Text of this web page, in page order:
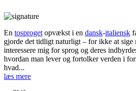
En tosproget opvækst i en dansk-italiensk
gjorde det tidligt naturligt – for ikke at
interessere mig for sprog og deres
hvordan man lever og fortolker verden i
hvad...
læs mere